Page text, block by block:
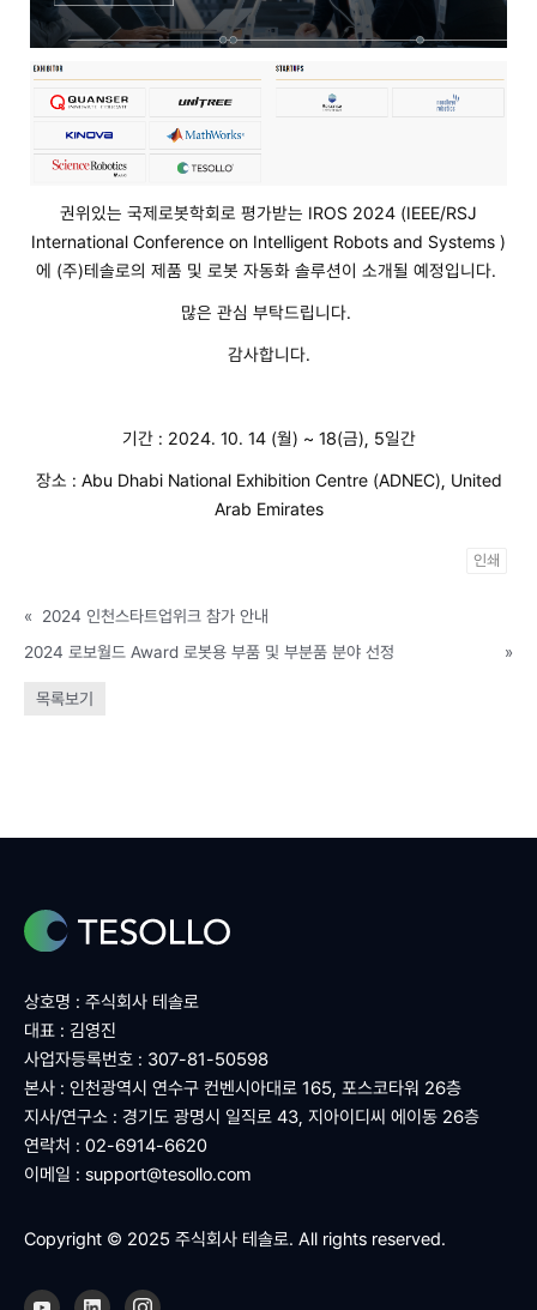
권위있는 국제로봇학회로 평가받는 IROS 2024 (IEEE/RSJ
International Conference on Intelligent Robots and Systems )
에 (주)테솔로의 제품 및 로봇 자동화 솔루션이 소개될 예정입니다.
많은 관심 부탁드립니다.
감사합니다.
기간 : 2024. 10. 14 (월) ~ 18(금), 5일간
장소 : Abu Dhabi National Exhibition Centre (ADNEC), United
Arab Emirates
인쇄
«
2024 인천스타트업위크 참가 안내
2024 로보월드 Award 로봇용 부품 및 부분품 분야 선정
»
목록보기
상호명 : 주식회사 테솔로
대표 : 김영진
사업자등록번호 : 307-81-50598
본사 : 인천광역시 연수구 컨벤시아대로 165, 포스코타워 26층
지사/연구소 : 경기도 광명시 일직로 43, 지아이디씨 에이동 26층
연락처 : 02-6914-6620
이메일 : support@tesollo.com
Copyright © 2025 주식회사 테솔로. All rights reserved.